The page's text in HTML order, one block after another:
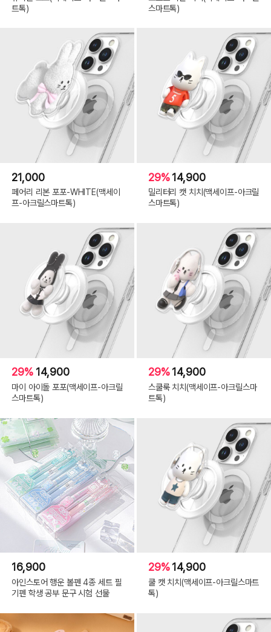
트톡)
스마트톡)
21,000
페어리 리본 포포-WHITE(맥세이
프-아크릴스마트톡)
29%14,900
밀리터리 캣 치치(맥세이프-아크릴
스마트톡)
29% 14,900
마이 아이돌 포포(맥세이프-아크릴
스마트톡)
29%14,900
스쿨룩 치치(맥세이프-아크릴스마
트톡)
16,900
아인스토어 행운 볼펜 4종 세트 필
기펜 학생 공부 문구 시험 선물
29%14,900
쿨 캣 치치(맥세이프-아크릴스마트
톡)